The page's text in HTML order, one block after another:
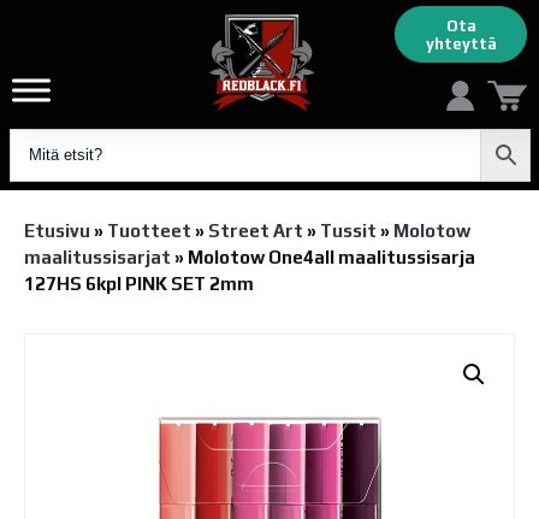
Ota
yhteyttä
Etusivu » Tuotteet » Street Art » Tussit » Molotow
maalitussisarjat » Molotow One4all maalitussisarja
127HS 6kpl PINK SET 2mm